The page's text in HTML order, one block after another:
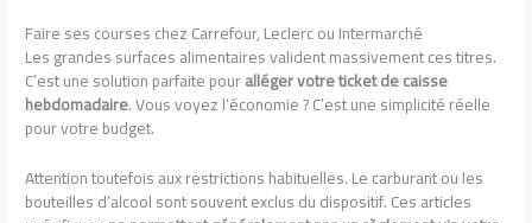
Faire ses courses chez Carrefour, Leclerc ou Intermarché
Les grandes surfaces alimentaires valident massivement ces titres.
C’est une solution parfaite pouralléger votre ticket de caisse
hebdomadaire. Vous voyez l’économie ? C’est une simplicité réelle
pour votre budget.
Attention toutefois aux restrictions habituelles. Le carburant ou les
bouteilles d’alcool sont souvent exclus du dispositif. Ces articles